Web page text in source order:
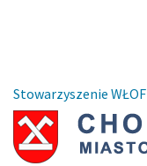
Stowarzyszenie WŁOF